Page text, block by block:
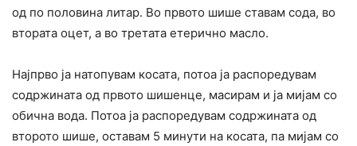
од по половина литар. Во првото шише ставам сода, во
втората оцет, а во третата етерично масло.
Најпрво ја натопувам косата, потоа ја распоредувам
содржината од првото шишенце, масирам и ја мијам со
обична вода. Потоа ја распоредувам содржината од
второто шише, оставам 5 минути на косата, па мијам со